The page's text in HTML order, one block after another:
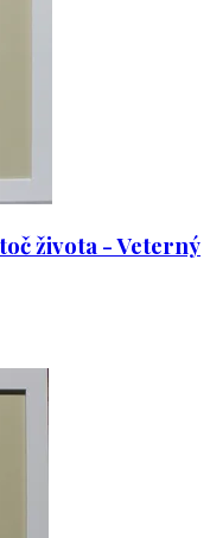
života - Veterný